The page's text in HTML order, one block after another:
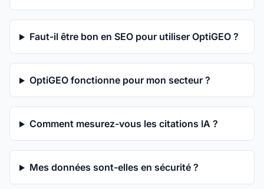
Faut-il être bon en SEO pour utiliser OptiGEO ?
OptiGEO fonctionne pour mon secteur ?
Comment mesurez-vous les citations IA ?
Mes données sont-elles en sécurité ?